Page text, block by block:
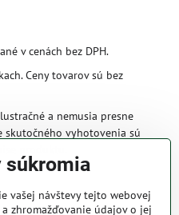
v cenách bez DPH.
Ceny tovarov sú bez
a nemusia presne
skutočného vyhotovenia sú
súkromia
vašej návštevy tejto webovej
zhromažďovanie údajov o jej